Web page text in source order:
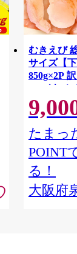
むきえび
サイズ【
850g×2P
い バナメ
G4142
たまっ
POINT
る！
大阪府